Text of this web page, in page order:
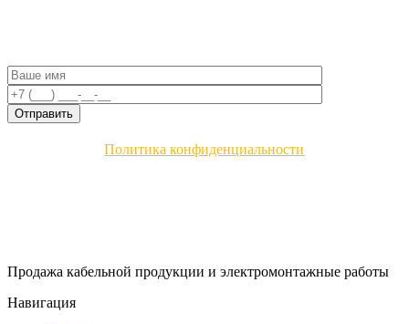
Политика конфиденциальности
Продажа кабельной продукции и электромонтажные работы
Навигация